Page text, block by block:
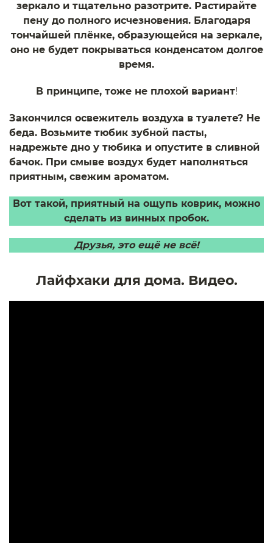
зеркало и тщательно разотрите. Растирайте
пену до полного исчезновения. Благодаря
тончайшей плёнке, образующейся на зеркале,
оно не будет покрываться конденсатом долгое
время.
В принципе, тоже не плохой вариант!
Закончился освежитель воздуха в туалете? Не
беда. Возьмите тюбик зубной пасты,
надрежьте дно у тюбика и опустите в сливной
бачок. При смыве воздух будет наполняться
приятным, свежим ароматом.
Вот такой, приятный на ощупь коврик, можно
сделать из винных пробок.
Друзья, это ещё не всё!
Лайфхаки для дома. Видео.